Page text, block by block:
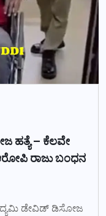
ಹತ್ಯೆ – ಕೆಲವೇ
ರಾಜು ಬಂಧನ
ಡೇವಿಡ್ ಡಿಸೋಜ